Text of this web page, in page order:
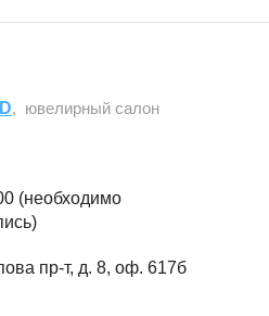
, ювелирный салон
(необходимо
пр-т, д. 8, оф. 617б